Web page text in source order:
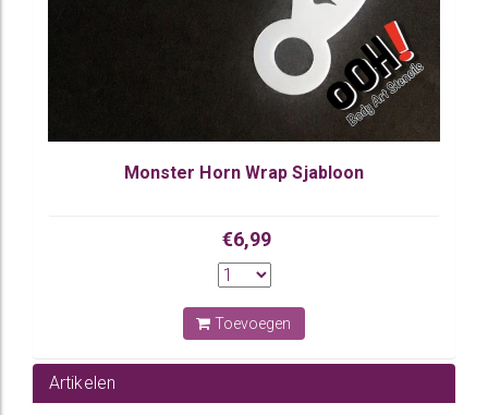
Monster Horn Wrap Sjabloon
€6,99
Toevoegen
Artikelen